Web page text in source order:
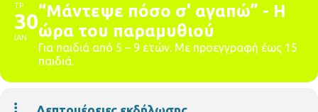
ΤΡ
30
ΙΑΝ
“Μάντεψε πόσο σ' αγαπώ” - H
ώρα του παραμυθιού
Για παιδιά από 5 – 9 ετών. Με προεγγραφή έως 15
παιδιά.